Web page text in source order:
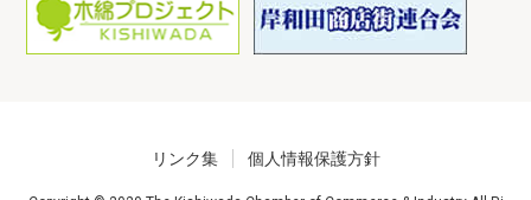
リンク集 個人情報保護方針